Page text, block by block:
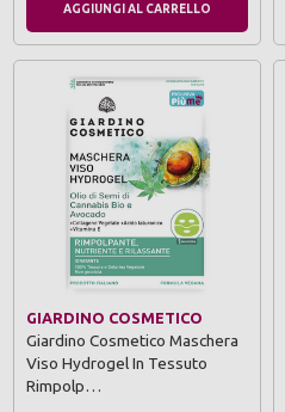
AGGIUNGI AL CARRELLO
GIARDINO COSMETICO
Giardino Cosmetico Maschera
Viso Hydrogel In Tessuto
Rimpolp…